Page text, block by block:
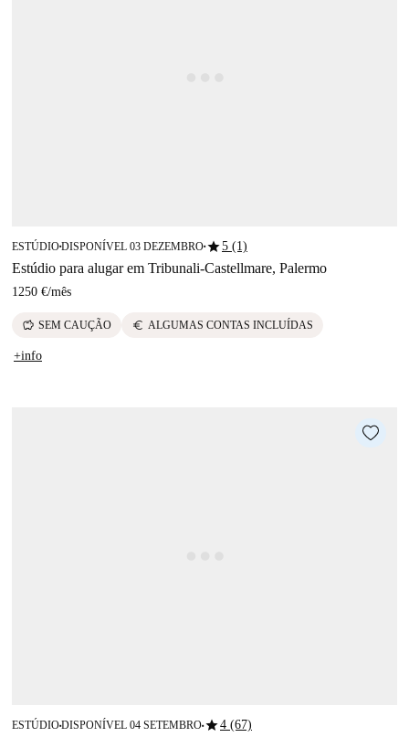
ESTÚDIO■DISPONÍVEL 03 DEZEMBRO■star5 (1)
Estúdio para alugar em Tribunali-Castellmare, Palermo
1250 €/mês
savings SEM CAUÇÃO euro ALGUMAS CONTAS INCLUÍDAS
+info
ESTÚDIO■DISPONÍVEL 04 SETEMBRO■star4 (67)